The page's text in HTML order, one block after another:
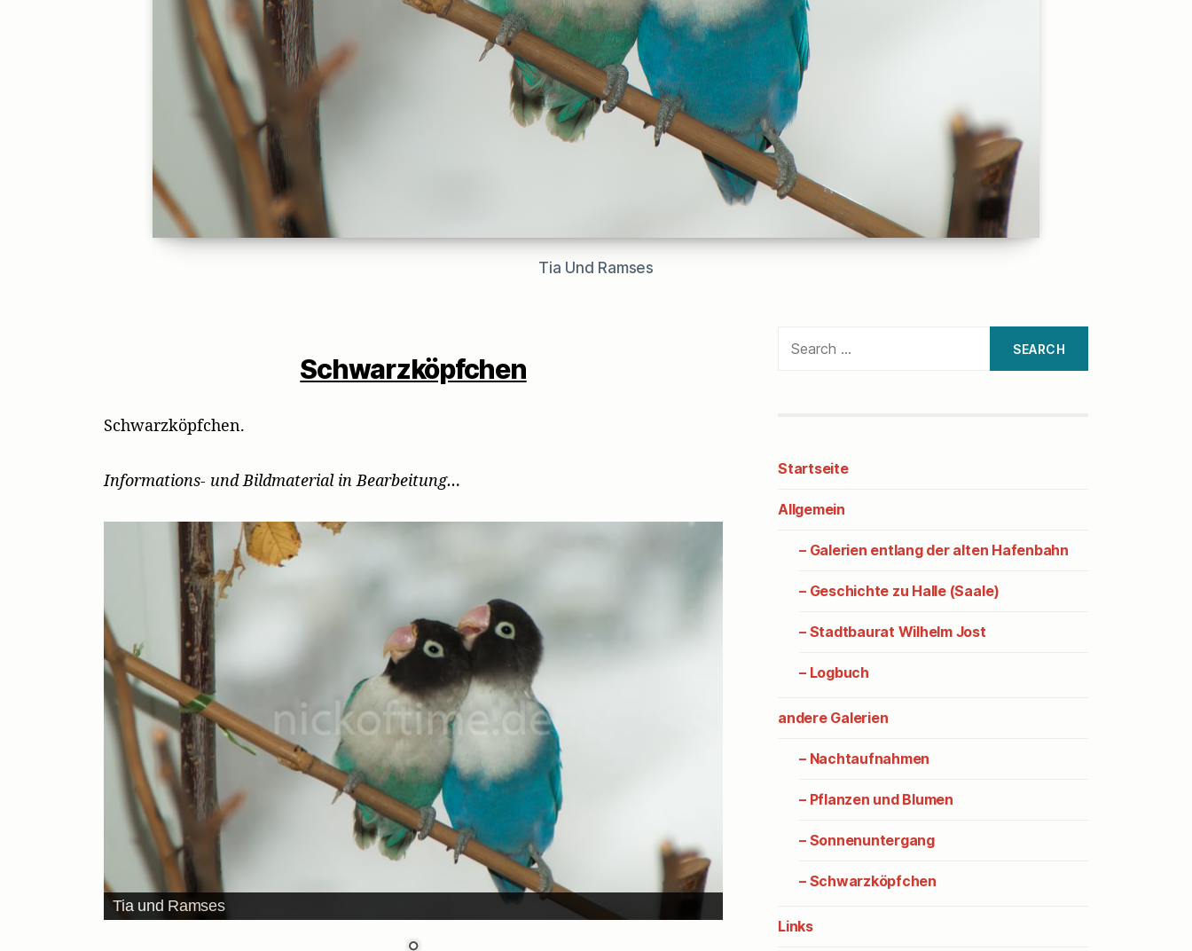
Tia Und Ramses
Schwarzköpfchen
Schwarzköpfchen.
Informations- und Bildmaterial in Bearbeitung…
Tia und Ramses
for:
Startseite
Allgemein
– Galerien entlang der alten Hafenbahn
– Geschichte zu Halle (Saale)
– Stadtbaurat Wilhelm Jost
– Logbuch
andere Galerien
– Nachtaufnahmen
– Pflanzen und Blumen
– Sonnenuntergang
– Schwarzköpfchen
Links